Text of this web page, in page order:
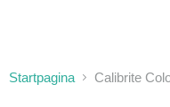
Startpagina Calibrite